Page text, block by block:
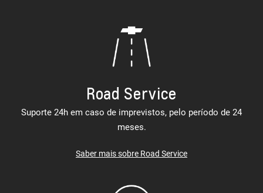
Road Service
Suporte 24h em caso de imprevistos, pelo período de 24
meses.
Saber mais sobre Road Service